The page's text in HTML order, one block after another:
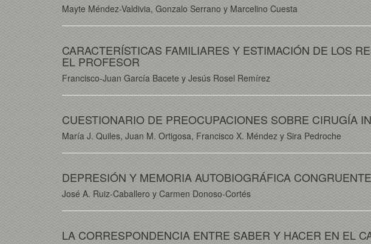
Mayte Méndez-Valdivia, Gonzalo Serrano y Marcelino Cuesta
CARACTERÍSTICAS FAMILIARES Y ESTIMACIÓN DE LOS
EL PROFESOR
Francisco-Juan García Bacete y Jesús Rosel Remírez
CUESTIONARIO DE PREOCUPACIONES SOBRE CIRUGÍA
María J. Quiles, Juan M. Ortigosa, Francisco X. Méndez y Sira Pedroche
DEPRESIÓN Y MEMORIA AUTOBIOGRÁFICA
José A. Ruiz-Caballero y Carmen Donoso-Cortés
LA CORRESPONDENCIA ENTRE SABER Y HACER EN EL